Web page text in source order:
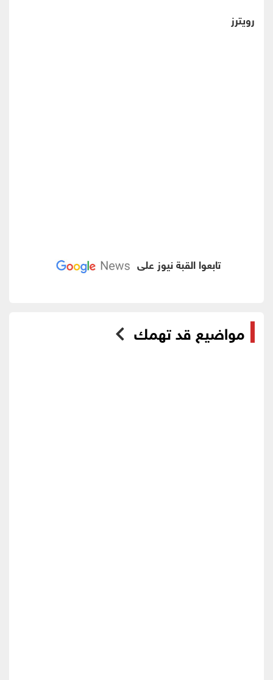
رويترز
تابعوا القبة نيوز على
مواضيع قد تهمك